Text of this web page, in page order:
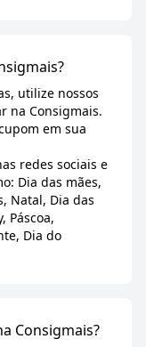
utilize nossos
na Consigmais.
em sua
redes sociais e
Dia das mães,
Natal, Dia das
Páscoa,
Dia do
Consigmais?